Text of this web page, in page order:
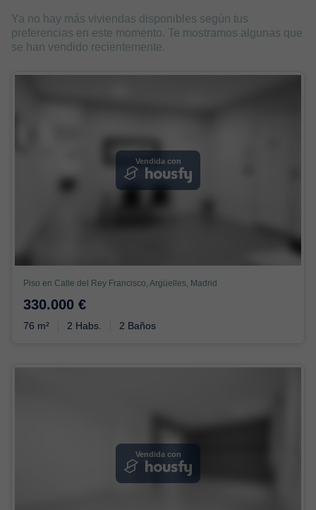
Ya no hay más viviendas disponibles según tus
preferencias en este momento. Te mostramos algunas que
se han vendido recientemente.
Vendida con
Piso en Calle del Rey Francisco, Argüelles, Madrid
330.000 €
76 m² 2 Habs. 2 Baños
Vendida con